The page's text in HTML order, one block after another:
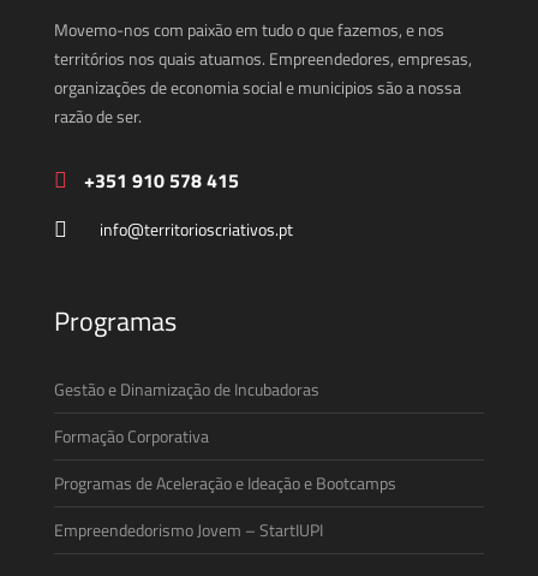
Movemo-nos com paixão em tudo o que fazemos, e nos
territórios nos quais atuamos. Empreendedores, empresas,
organizações de economia social e municipios são a nossa
razão de ser.
+351 910 578 415
info@territorioscriativos.pt
Programas
Gestão e Dinamização de Incubadoras
Formação Corporativa
Programas de Aceleração e Ideação e Bootcamps
Empreendedorismo Jovem – StartIUPI